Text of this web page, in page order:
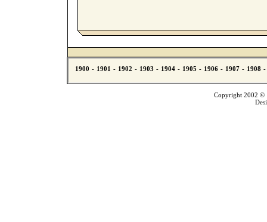
Copyright 2002 ©